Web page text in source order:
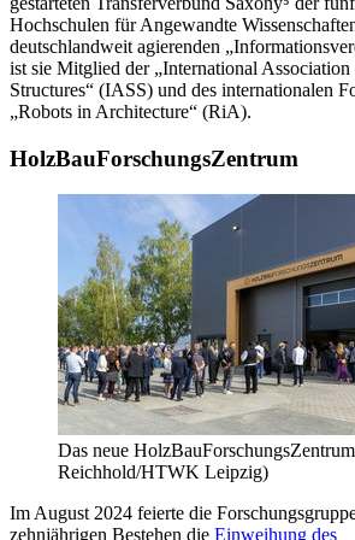
Hochschulen für Angewandte
deutschlandweit agierenden
ist sie Mitglied der „International
Structures“ (IASS) und des internationalen
„Robots in Architecture“ (RiA).
HolzBauForschungsZentrum
Das neue
Reichhold/HTWK Leipzig)
Im August 2024 feierte die
zehnjährigen Bestehen die Einweihung des